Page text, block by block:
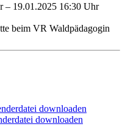
– 19.01.2025 16:30 Uhr
beim VR Waldpädagogin
downloaden
downloaden